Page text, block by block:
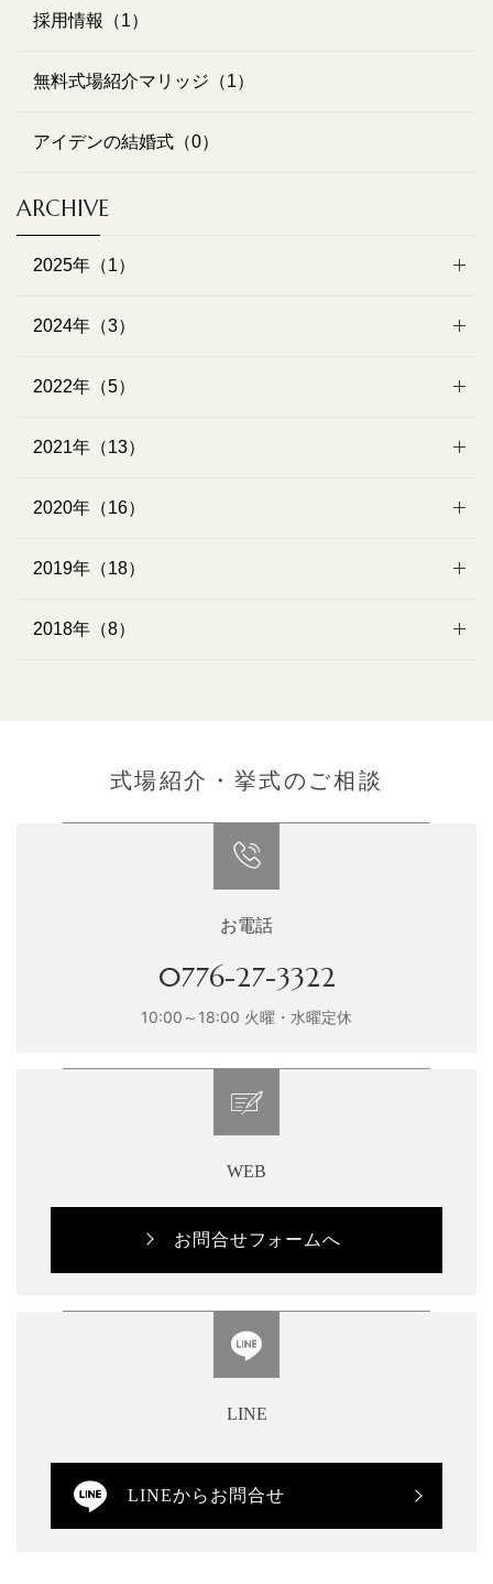
採用情報（1）
無料式場紹介マリッジ（1）
アイデンの結婚式（0）
ARCHIVE
2025年（1）
2024年（3）
2022年（5）
2021年（13）
2020年（16）
2019年（18）
2018年（8）
式場紹介・挙式のご相談
お電話
0776-27-3322
10:00～18:00 火曜・水曜定休
WEB
お問合せフォームへ
LINE
LINEからお問合せ